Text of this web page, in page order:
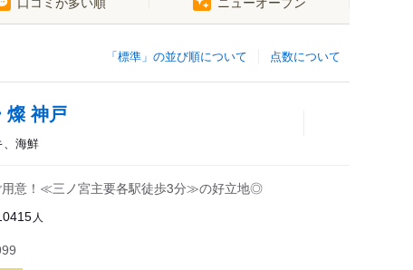
点数について
「標準」の並び順について
燦 神戸
、海鮮
用意！≪三ノ宮主要各駅徒歩3分≫の好立地◎
人